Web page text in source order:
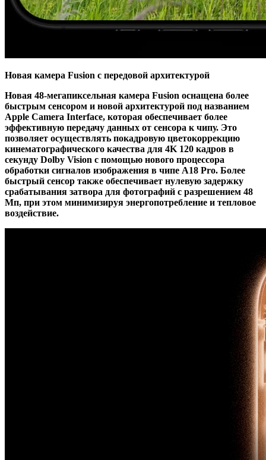
Новая камера Fusion с передовой архитектурой
Новая 48-мегапиксельная камера Fusion оснащена более
быстрым сенсором и новой архитектурой под названием
Apple Camera Interface, которая обеспечивает более
эффективную передачу данных от сенсора к чипу. Это
позволяет осуществлять покадровую цветокоррекцию
кинематографического качества для 4K 120 кадров в
секунду Dolby Vision с помощью нового процессора
обработки сигналов изображения в чипе A18 Pro. Более
быстрый сенсор также обеспечивает нулевую задержку
срабатывания затвора для фотографий с разрешением 48
Мп, при этом минимизируя энергопотребление и тепловое
воздействие.